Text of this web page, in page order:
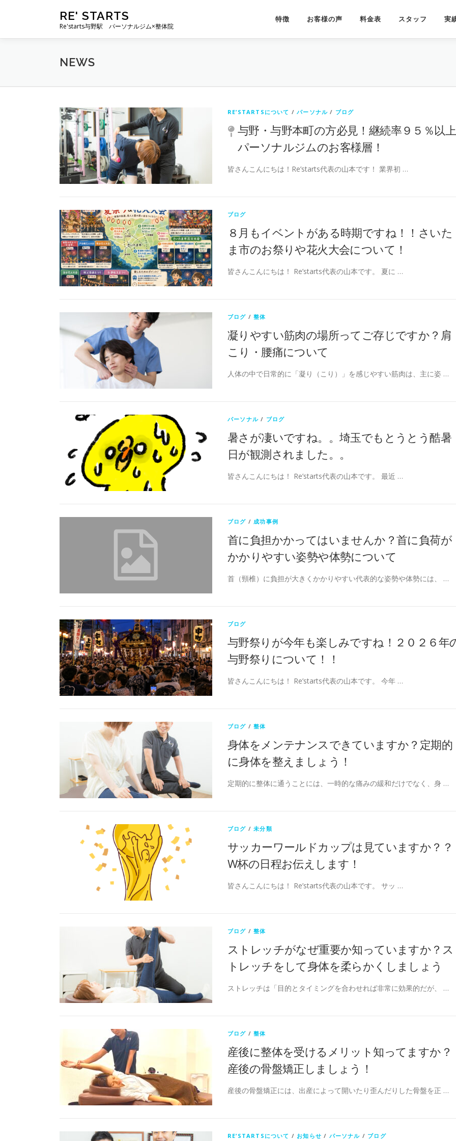
ン
RE' STARTS
Re'starts与野駅 パーソナルジム×整体院
特徴 お客様の声 料金表 スタッフ 実
NEWS
N
e
w
RE’STARTSについて /パーソナル / ブログ
与野・与野本町の方必見！継続率９５％以上
パーソナルジムのお客様層！
皆さんこんにちは！Re’starts代表の山本です！ 業界初 …
ブログ
８月もイベントがある時期ですね！！さいた
ま市のお祭りや花火大会について！
皆さんこんにちは！ Re’starts代表の山本です。 夏に …
ブログ /整体
凝りやすい筋肉の場所ってご存じですか？肩
こり・腰痛について
人体の中で日常的に「凝り（こり）」を感じやすい筋肉は、主に姿 …
パーソナル / ブログ
暑さが凄いですね。。埼玉でもとうとう酷暑
日が観測されました。。
皆さんこんにちは！ Re’starts代表の山本です。 最近 …
ブログ /成功事例
首に負担かかってはいませんか？首に負荷が
かかりやすい姿勢や体勢について
首（頸椎）に負担が大きくかかりやすい代表的な姿勢や体勢には、 …
ブログ
与野祭りが今年も楽しみですね！２０２６年
与野祭りについて！！
皆さんこんにちは！ Re’starts代表の山本です。 今年 …
ブログ /整体
身体をメンテナンスできていますか？定期的
に身体を整えましょう！
定期的に整体に通うことには、一時的な痛みの緩和だけでなく、身 …
ブログ /未分類
サッカーワールドカップは見ていますか？？
W杯の日程お伝えします！
皆さんこんにちは！ Re’starts代表の山本です。 サッ …
ブログ /整体
ストレッチがなぜ重要か知っていますか？ス
トレッチをして身体を柔らかくしましょう
ストレッチは「目的とタイミングを合わせれば非常に効果的だが、 …
ブログ /整体
産後に整体を受けるメリット知ってますか？
産後の骨盤矯正しましょう！
産後の骨盤矯正には、出産によって開いたり歪んだりした骨盤を正 …
RE’STARTSについて /お知らせ / パーソナル / ブログ